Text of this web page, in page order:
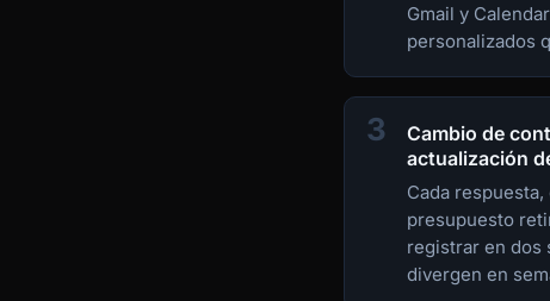
Gmail y
personalizados
3
Cambio de
actualización
Cada
presupuesto
registrar en dos
divergen en